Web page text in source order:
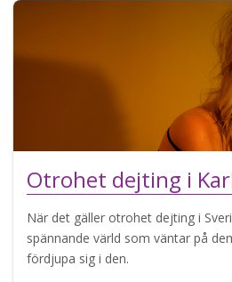
Otrohet dejting i
När det gäller otrohet dejting i
spännande värld som väntar på
fördjupa sig i den.